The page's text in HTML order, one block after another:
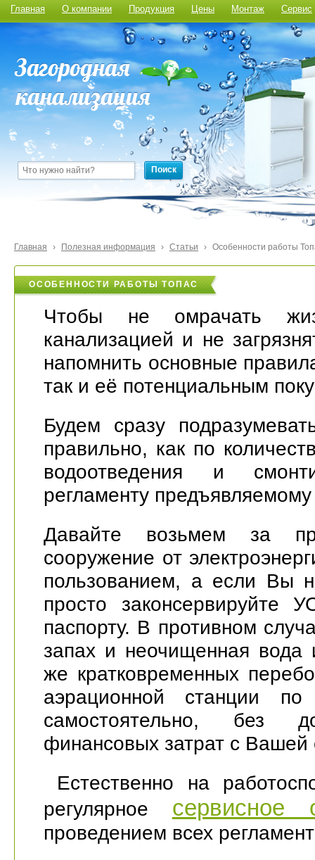
Главная О компании Продукция Цены Монтаж Сервис
Поиск
Главная › Полезная информация › Статьи › Особенности работы
ОСОБЕННОСТИ РАБОТЫ ТОПАС
Чтобы не омрачать
канализацией и не
напомнить основные
так и её потенциальным
Будем сразу
правильно, как по
водоотведения и
регламенту
Давайте возьмем за
сооружение от
пользованием, а если Вы
просто законсервируйте
паспорту. В противном
запах и неочищенная вода
же кратковременных
аэрационной станции по
самостоятельно, без
финансовых затрат с Вашей
Естественно на
регулярное сервисное
проведением всех